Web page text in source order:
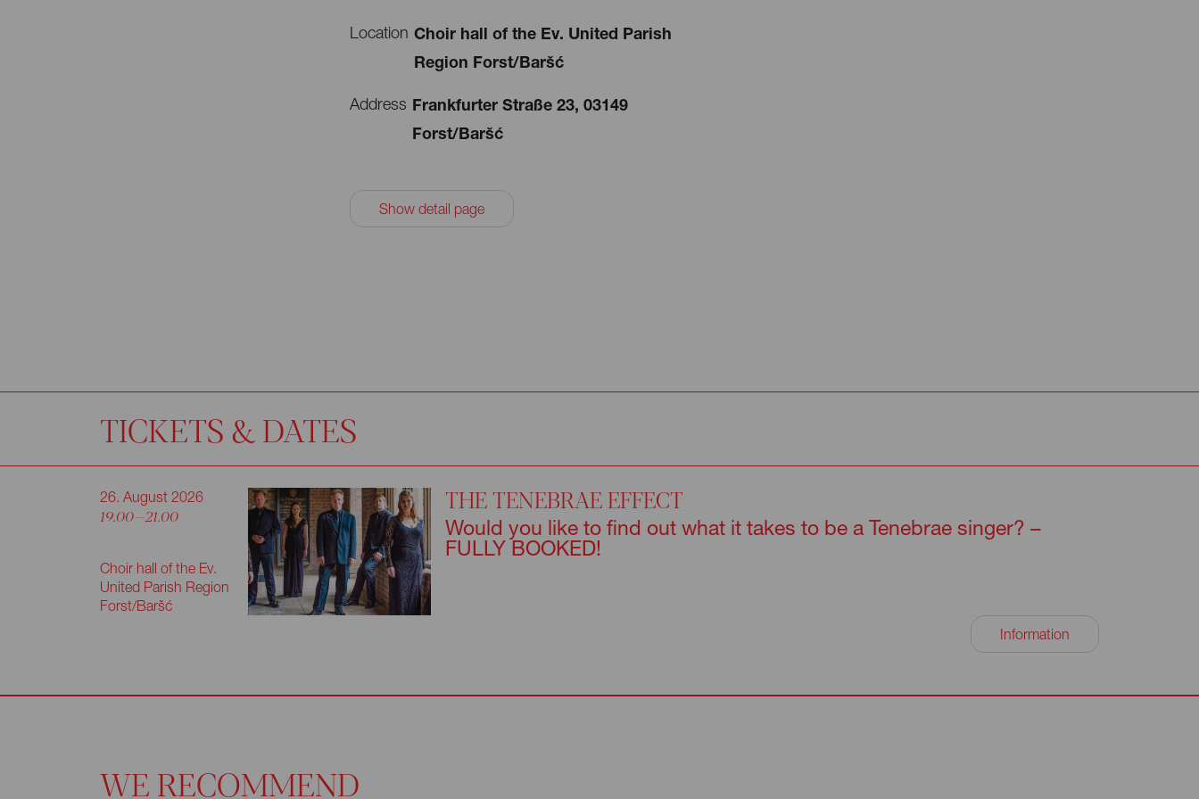
Location Choir hall of the Ev. United Parish
Region Forst/Baršć
Address Frankfurter Straße 23, 03149
Forst/Baršć
Show detail page
TICKETS & DATES
26. August 2026
19.00—21.00
Choir hall of the Ev.
United Parish Region
Forst/Baršć
THE TENEBRAE EFFECT
Would you like to find out what it takes to be a Tenebrae singer? –
FULLY BOOKED!
Information
WE RECOMMEND